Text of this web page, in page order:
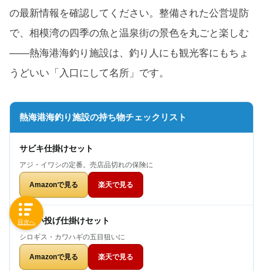
の最新情報を確認してください。整備された公営堤防
で、相模湾の四季の魚と温泉街の景色を丸ごと楽しむ
——熱海港海釣り施設は、釣り人にも観光客にもちょ
うどいい「入口にして名所」です。
熱海港海釣り施設の持ち物チェックリスト
サビキ仕掛けセット
アジ・イワシの定番。売店品切れの保険に
Amazonで見る 楽天で見る
ちょい投げ仕掛けセット
シロギス・カワハギの五目狙いに
Amazonで見る 楽天で見る
目次へ